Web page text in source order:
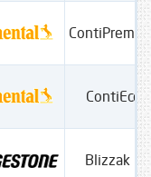
Blizzak